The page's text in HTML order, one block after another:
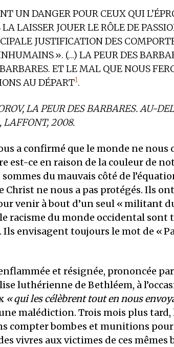
UN DANGER POUR CEUX QUI
LAISSER JOUER LE RÔLE DE
JUSTIFICATION DES
». (…) LA PEUR DES
ET LE MAL QUE NOUS
AU DÉPART1.
LA PEUR DES BARBARES. AU-
, LAFFONT, 2008.
a confirmé que le monde ne nous
est-ce en raison de la couleur de
sommes du mauvais côté de
ne nous a pas protégés. Ils
venir à bout d’un seul «militant
le racisme du monde occidental sont
Ils envisagent toujours le mot de «
et résignée, prononcée
luthérienne de Bethléem, à
«qui les célèbrent tout en nous
malédiction. Trois mois plus
compter bombes et munitions
vivres aux victimes de ces mêmes